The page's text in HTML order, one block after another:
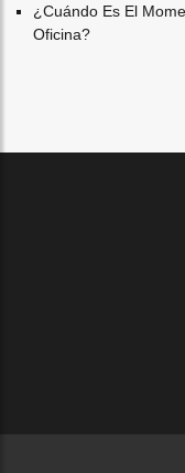
¿cuándo Es El
Oficina?